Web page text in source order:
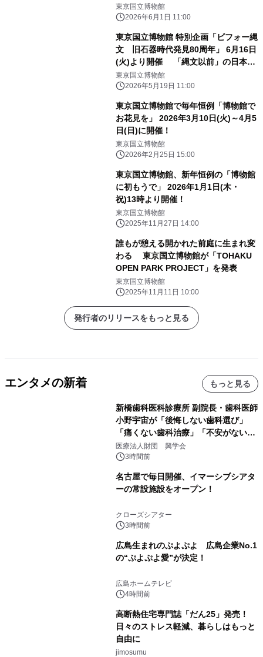
東京国立博物館
2026年6月1日 11:00
東京国立博物館 特別企画「ビフォー縄
文 旧石器時代発見80周年」 6月16日
(火)より開催 「縄文以前」の日本の
歴史発見につながった、 岩宿遺跡の石
器が集結！
東京国立博物館
2026年5月19日 11:00
東京国立博物館で毎年恒例「博物館で
お花見を」 2026年3月10日(火)～4月5
日(日)に開催！
東京国立博物館
2026年2月25日 15:00
東京国立博物館、新年恒例の「博物館
に初もうで」 2026年1月1日(木・
祝)13時より開催！
東京国立博物館
2025年11月27日 14:00
誰もが憩える開かれた前庭に生まれ変
わる 東京国立博物館が「TOHAKU
OPEN PARK PROJECT」を発表
東京国立博物館
2025年11月11日 10:00
発行者のリリースをもっと見る
エンタメの新着 もっと見る
新橋歯科医科診療所 副院長・歯科医師
小野宇宙が「後悔しない歯科選び」
「痛くない歯科治療」「不安がない治
療計画」をテーマに専門監修
医療法人財団 興学会
3時間前
名古屋で毎日開催、イマーシブシアタ
ーの常設施設をオープン！
クローズシアター
3時間前
広島生まれのぷよぷよ 広島企業No.1
の“ぷよぷよ愛”が決定！
広島ホームテレビ
4時間前
高断熱住宅専門誌「だん25」発売！
日々のストレス軽減、暮らしはもっと
自由に
jimosumu